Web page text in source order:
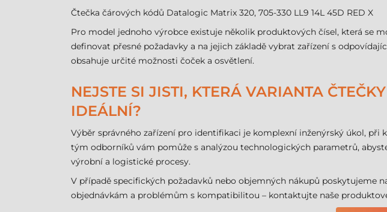
Čtečka čárových kódů Datalogic Matrix 320, 705-330 LL9 14L 45D RED X
Pro model jednoho výrobce existuje několik produktových čísel, která se
definovat přesné požadavky a na jejich základě vybrat zařízení s
obsahuje určité možnosti čoček a osvětlení.
NEJSTE SI JISTI, KTERÁ VARIANTA
IDEÁLNÍ?
Výběr správného zařízení pro identifikaci je komplexní inženýrský úkol,
tým odborníků vám pomůže s analýzou technologických parametrů,
výrobní a logistické procesy.
V případě specifických požadavků nebo objemných nákupů poskytujeme
objednávkám a problémům s kompatibilitou – kontaktujte naše